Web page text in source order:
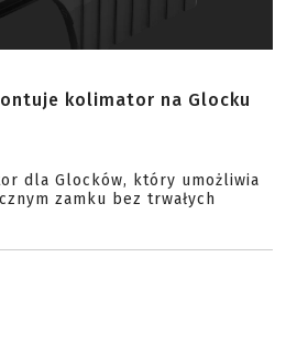
kolimator na Glocku
dla Glocków, który umożliwia
zamku bez trwałych